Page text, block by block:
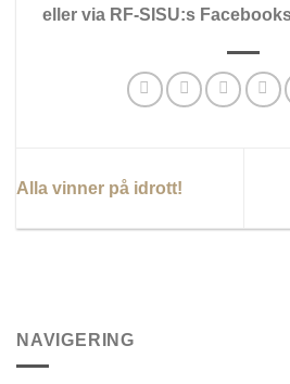
eller via RF-SISU:s
Alla vinner på idrott!
NAVIGERING